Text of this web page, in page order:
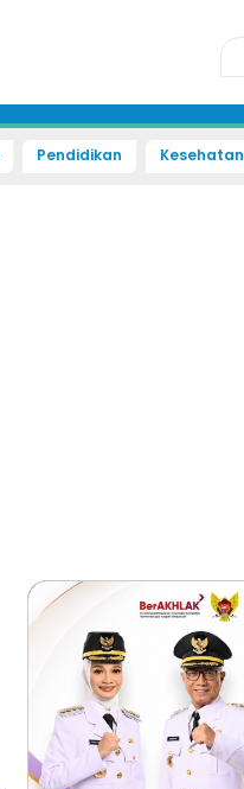
Pendidikan Kesehatan